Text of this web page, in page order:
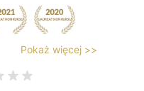
Pokaż więcej >>